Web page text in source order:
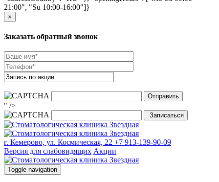
21:00", "Su 10:00-16:00"]}
×
Заказать обратный звонок
" />
г. Кемерово, ул. Космическая, 22 +7 913-139-90-09
Версия для слабовидящих Акции
Toggle navigation